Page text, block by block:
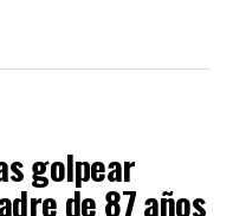
golpear
de 87 años